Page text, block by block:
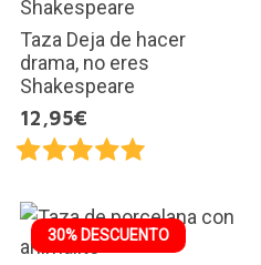
Taza Deja de hacer
drama, no eres
Shakespeare
12,95€
30% DESCUENTO